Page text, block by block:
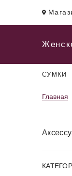
СУМКИ
Главная